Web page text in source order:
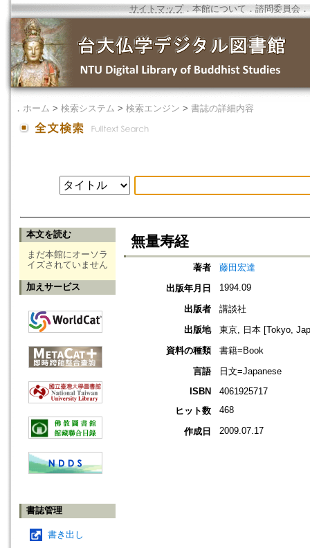
サイトマップ．本館について ． 諮問委員会 ．
． ホーム > 検索システム > 検索エンジン > 書誌の詳細内容
本文を読む
まだ本館にオーソラ
イズされていません
加えサービス
書誌管理
書き出し
無量寿経
著者
藤田宏達
出版年月日
1994.09
出版者
講談社
出版地
東京, 日本 [Tokyo,
資料の種類
書籍=Book
言語
日文=Japanese
ISBN
4061925717
ヒット数
468
作成日 2009.07.17